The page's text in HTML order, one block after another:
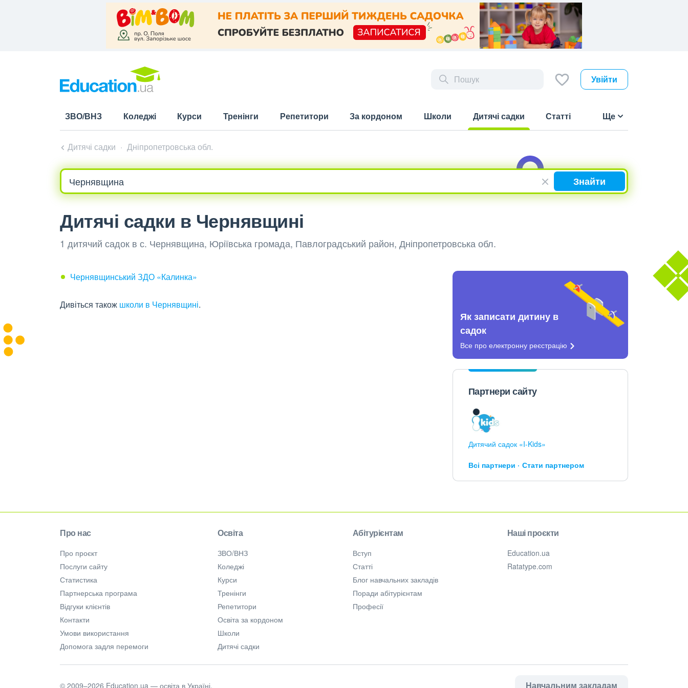
Увійти
ЗВО/ВНЗ Коледжі Курси Тренінги Репетитори За кордоном Школи
Дитячі садки
Статті Ще
Дитячі садки Дніпропетровська обл.
Знайти
Дитячі садки в Чернявщині
1 дитячий садок в с. Чернявщина, Юріївська громада, Павлоградський район, Дніпропетровська обл.
Чернявщинський ЗДО «Калинка»
Дивіться також школи в Чернявщині.
Як записати дитину в
садок
Все про електронну реєстрацію
Партнери сайту
Дитячий садок «I-Kids»
Всі партнери Стати партнером
Про нас
Про проєкт
Послуги сайту
Статистика
Партнерська програма
Відгуки клієнтів
Контакти
Умови використання
Допомога задля перемоги
Освіта
ЗВО/ВНЗ
Коледжі
Курси
Тренінги
Репетитори
Освіта за кордоном
Школи
Дитячі садки
Абітурієнтам
Вступ
Статті
Блог навчальних закладів
Поради абітурієнтам
Професії
Наші проєкти
Education.ua
Ratatype.com
Навчальним закладам
© 2009–2026 Education.ua — освіта в Україні.